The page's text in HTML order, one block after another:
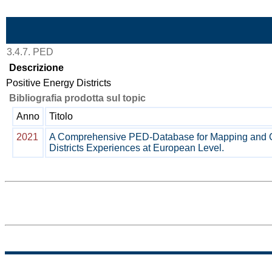
3.4.7. PED
Descrizione
Positive Energy Districts
Bibliografia prodotta sul topic
Anno
Titolo
2021
A Comprehensive PED-Database for Mapping and
Districts Experiences at European Level.